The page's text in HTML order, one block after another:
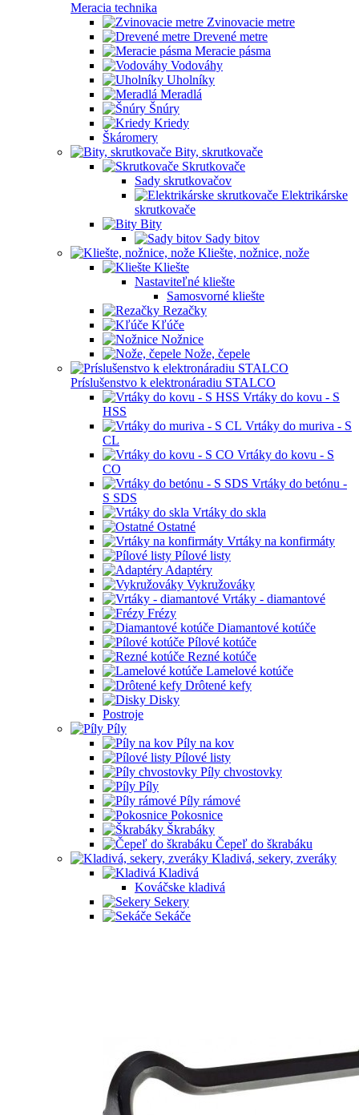
Meracia technika
Zvinovacie metre
Drevené metre
Meracie pásma
Vodováhy
Uholníky
Meradlá
Šnúry
Kriedy
Škáromery
Bity, skrutkovače
Skrutkovače
Sady skrutkovačov
Elektrikárske
skrutkovače
Bity
Sady bitov
Kliešte, nožnice, nože
Kliešte
Nastaviteľné kliešte
Samosvorné kliešte
Rezačky
Kľúče
Nožnice
Nože, čepele
Príslušenstvo k elektronáradiu STALCO
Vrtáky do kovu - S
HSS
Vrtáky do muriva - S
CL
Vrtáky do kovu - S
CO
Vrtáky do betónu -
S SDS
Vrtáky do skla
Ostatné
Vrtáky na konfirmáty
Pílové listy
Adaptéry
Vykružováky
Vrtáky - diamantové
Frézy
Diamantové kotúče
Pílové kotúče
Rezné kotúče
Lamelové kotúče
Drôtené kefy
Disky
Postroje
Píly
Píly na kov
Pílové listy
Píly chvostovky
Píly
Píly rámové
Pokosnice
Škrabáky
Čepeľ do škrabáku
Kladivá, sekery, zveráky
Kladivá
Kováčske kladivá
Sekery
Sekáče